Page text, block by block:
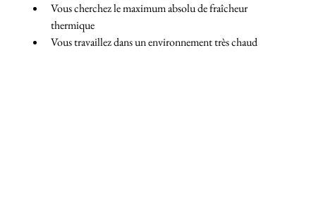
Vous cherchez le maximum absolu de fraîcheur
thermique
Vous travaillez dans un environnement très chaud